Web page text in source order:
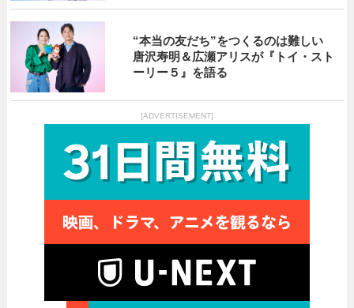
“本当の友だち”をつくるのは難しい
唐沢寿明＆広瀬アリスが『トイ・スト
ーリー５』を語る
[ADVERTISEMENT]